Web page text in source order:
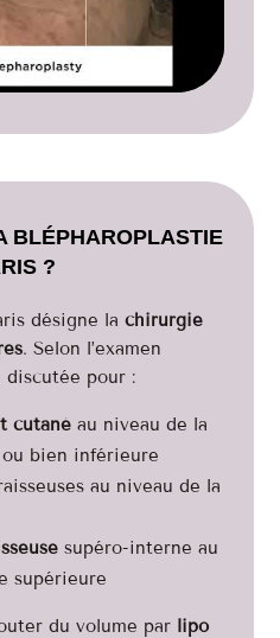
BLÉPHAROPLASTIE
?
désigne lachirurgie
. Selon l’examen
pour :
cutané au niveau de la
bien inférieure
au niveau de la
supéro-interne au
supérieure
du volume par lipo